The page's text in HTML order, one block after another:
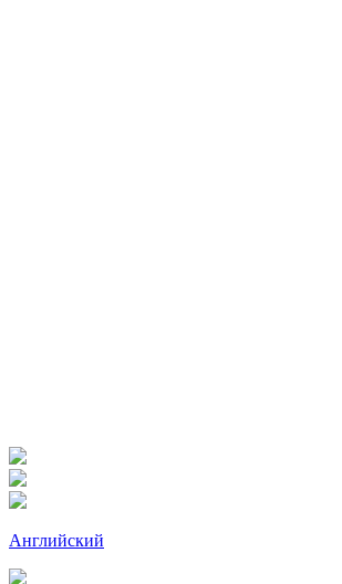
Английский